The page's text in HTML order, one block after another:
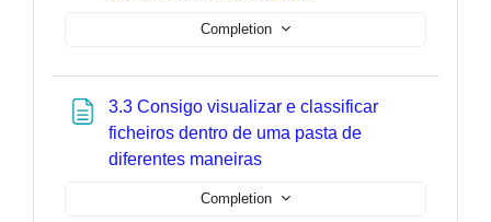
Completion
3.3 Consigo visualizar e classificar
ficheiros dentro de uma pasta de
diferentes maneirasPage
Completion